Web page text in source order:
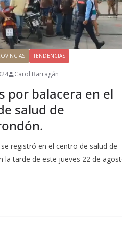
TENDENCIAS
Carol Barragán
por balacera en el
salud de
registró en el centro de salud de
la tarde de este jueves 22 de